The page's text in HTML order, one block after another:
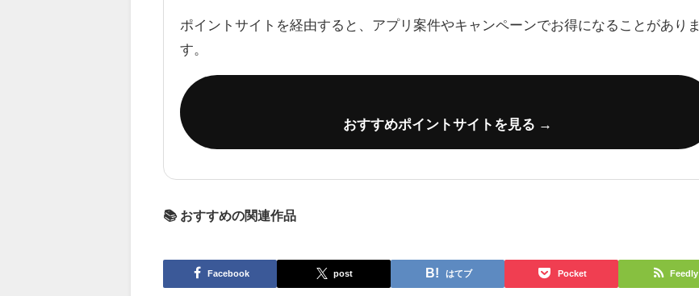
ポイントサイトを経由すると、アプリ案件やキャンペーンでお得になることがありま
す。
おすすめポイントサイトを見る →
📚 おすすめの関連作品
Facebook post はてブ Pocket Feedly